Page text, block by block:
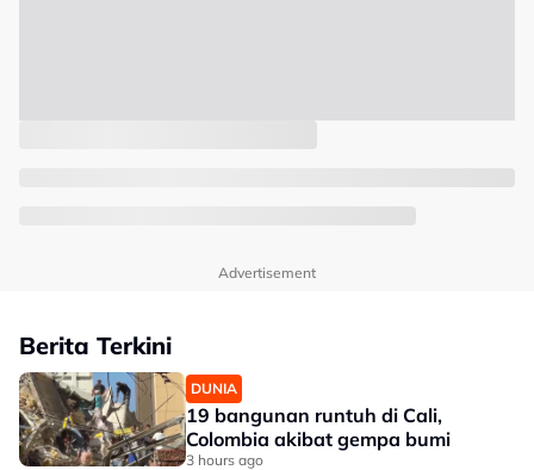
Advertisement
Berita Terkini
DUNIA
19 bangunan runtuh di Cali,
Colombia akibat gempa bumi
3 hours ago